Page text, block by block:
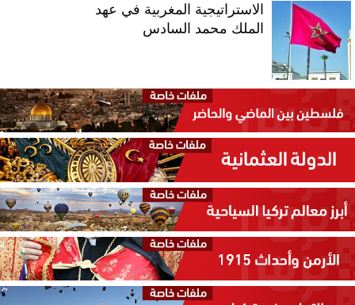
الاستراتيجية المغربية في عهد
الملك محمد السادس